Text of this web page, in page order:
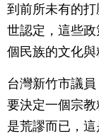
到前所未有的
世認定，這些
個民族的文化與
台灣新竹市議
要決定一個宗
是荒謬而已，這